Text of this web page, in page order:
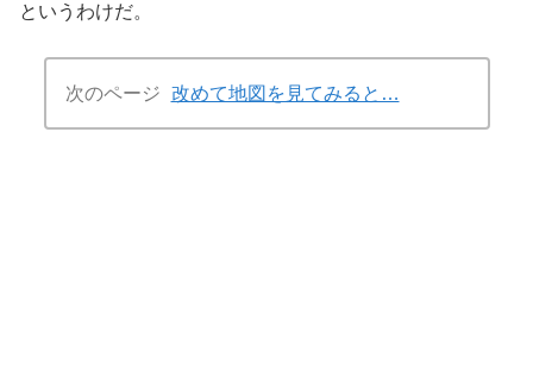
というわけだ。
次のページ 改めて地図を見てみると…